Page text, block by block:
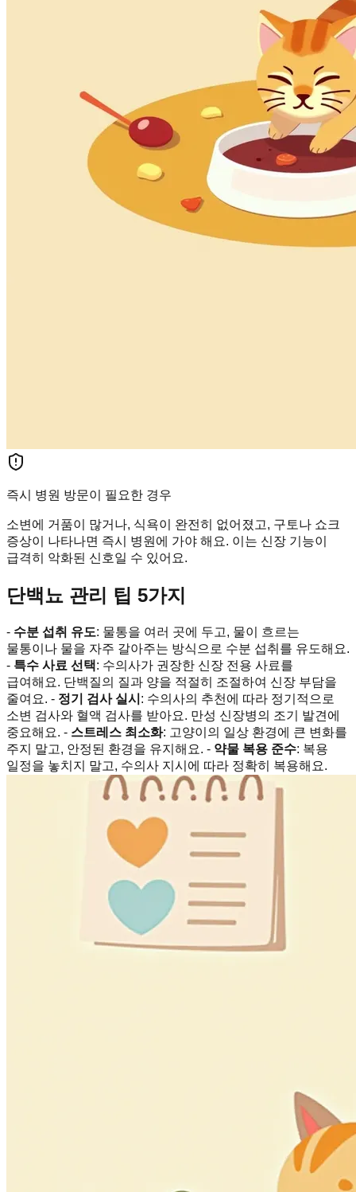
즉시 병원 방문이 필요한 경우
소변에 거품이 많거나, 식욕이 완전히 없어졌고, 구토나 쇼크
증상이 나타나면 즉시 병원에 가야 해요. 이는 신장 기능이
급격히 악화된 신호일 수 있어요.
단백뇨 관리 팁 5가지
- 수분 섭취 유도: 물통을 여러 곳에 두고, 물이 흐르는
물통이나 물을 자주 갈아주는 방식으로 수분 섭취를 유도해요.
- 특수 사료 선택: 수의사가 권장한 신장 전용 사료를
급여해요. 단백질의 질과 양을 적절히 조절하여 신장 부담을
줄여요. - 정기 검사 실시 : 수의사의 추천에 따라 정기적으로
소변 검사와 혈액 검사를 받아요. 만성 신장병의 조기 발견에
중요해요. - 스트레스 최소화: 고양이의 일상 환경에 큰 변화를
주지 말고, 안정된 환경을 유지해요. - 약물 복용 준수: 복용
일정을 놓치지 말고, 수의사 지시에 따라 정확히 복용해요.